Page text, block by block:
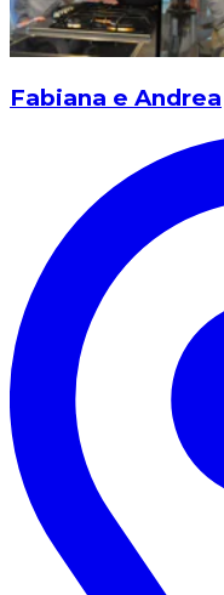
Fabiana e Andrea